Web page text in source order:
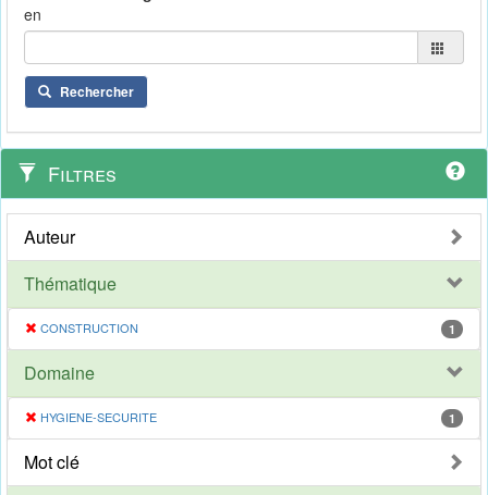
en
Rechercher
Filtres
Auteur
Thématique
CONSTRUCTION 1
Domaine
HYGIENE-SECURITE 1
Mot clé